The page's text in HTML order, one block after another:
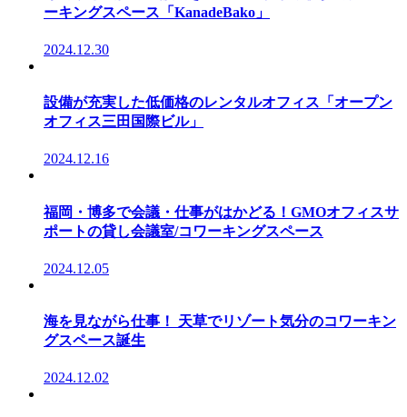
ーキングスペース「KanadeBako」
2024.12.30
設備が充実した低価格のレンタルオフィス「オープン
オフィス三田国際ビル」
2024.12.16
福岡・博多で会議・仕事がはかどる！GMOオフィスサ
ポートの貸し会議室/コワーキングスペース
2024.12.05
海を見ながら仕事！ 天草でリゾート気分のコワーキン
グスペース誕生
2024.12.02